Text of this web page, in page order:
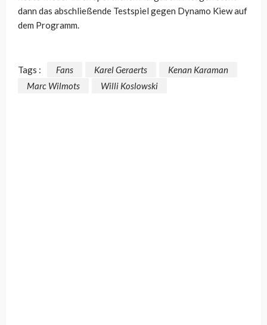
dann das abschließende Testspiel gegen Dynamo Kiew auf
dem Programm.
Tags : Fans Karel Geraerts
Kenan Karaman
Marc Wilmots
Willi Koslowski